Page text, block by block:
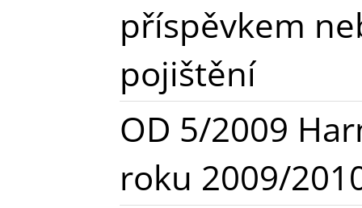
příspěvkem
pojištění
OD 5/2009
roku 2009/